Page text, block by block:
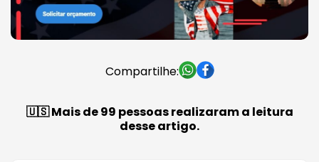
Compartilhe:
🇺🇸 Mais de 99 pessoas realizaram a leitura
desse artigo.